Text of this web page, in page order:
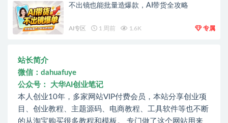
不出镜也能批量造爆款，AI带货全攻略
AI专区 1 周前 1.6K 专属
站长简介
微信：dahuafuye
公众号： 大华AI创业笔记
本人创业10年，多家网站VIP付费会员，本站分享创业项
目、创业教程、主题源码、电商教程、工具软件等也不断
的从淘宝购买很多教程和模板。 专门做了这个网站用来